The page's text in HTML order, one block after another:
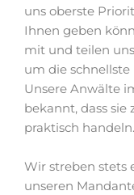
uns oberste
Ihnen geben
mit und teilen
um die
Unsere Anwälte
bekannt, dass
praktisch handeln.
Wir streben stets
unseren